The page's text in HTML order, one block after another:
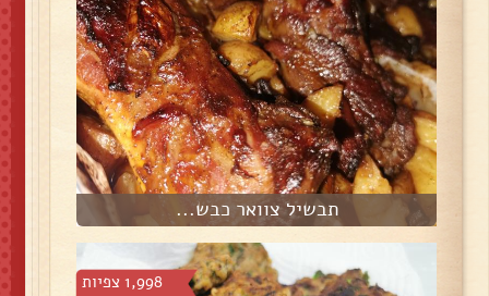
תבשיל צוואר כבש...
1,998 צפיות